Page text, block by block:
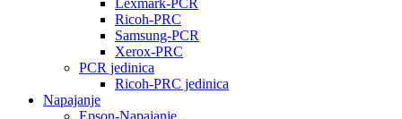
Ricoh-PRC
Samsung-PCR
Xerox-PRC
PCR jedinica
Ricoh-PRC jedinica
Napajanje
Epson-Napajanje